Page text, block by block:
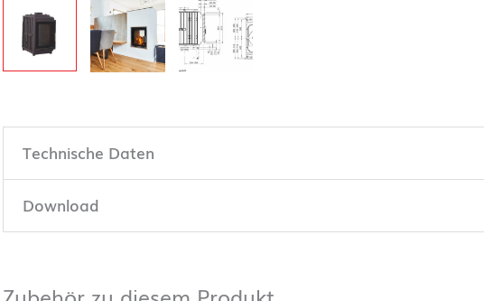
Technische Daten
Download